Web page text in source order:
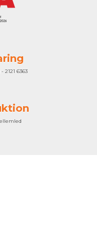
2121 6363